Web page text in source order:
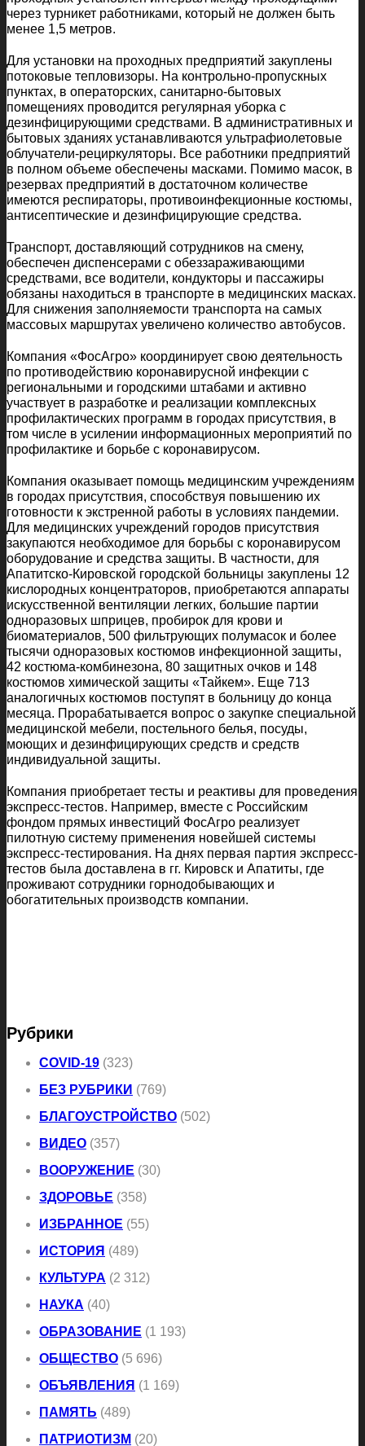
через турникет работниками, который не должен быть
менее 1,5 метров.
Для установки на проходных предприятий закуплены
потоковые тепловизоры. На контрольно-пропускных
пунктах, в операторских, санитарно-бытовых
помещениях проводится регулярная уборка с
дезинфицирующими средствами. В административных и
бытовых зданиях устанавливаются ультрафиолетовые
облучатели-рециркуляторы. Все работники предприятий
в полном объеме обеспечены масками. Помимо масок, в
резервах предприятий в достаточном количестве
имеются респираторы, противоинфекционные костюмы,
антисептические и дезинфицирующие средства.
Транспорт, доставляющий сотрудников на смену,
обеспечен диспенсерами с обеззараживающими
средствами, все водители, кондукторы и пассажиры
обязаны находиться в транспорте в медицинских масках.
Для снижения заполняемости транспорта на самых
массовых маршрутах увеличено количество автобусов.
Компания «ФосАгро» координирует свою деятельность
по противодействию коронавирусной инфекции с
региональными и городскими штабами и активно
участвует в разработке и реализации комплексных
профилактических программ в городах присутствия, в
том числе в усилении информационных мероприятий по
профилактике и борьбе с коронавирусом.
Компания оказывает помощь медицинским учреждениям
в городах присутствия, способствуя повышению их
готовности к экстренной работы в условиях пандемии.
Для медицинских учреждений городов присутствия
закупаются необходимое для борьбы с коронавирусом
оборудование и средства защиты. В частности, для
Апатитско-Кировской городской больницы закуплены 12
кислородных концентраторов, приобретаются аппараты
искусственной вентиляции легких, большие партии
одноразовых шприцев, пробирок для крови и
биоматериалов, 500 фильтрующих полумасок и более
тысячи одноразовых костюмов инфекционной защиты,
42 костюма-комбинезона, 80 защитных очков и 148
костюмов химической защиты «Тайкем». Еще 713
аналогичных костюмов поступят в больницу до конца
месяца. Прорабатывается вопрос о закупке специальной
медицинской мебели, постельного белья, посуды,
моющих и дезинфицирующих средств и средств
индивидуальной защиты.
Компания приобретает тесты и реактивы для проведения
экспресс-тестов. Например, вместе с Российским
фондом прямых инвестиций ФосАгро реализует
пилотную систему применения новейшей системы
экспресс-тестирования. На днях первая партия экспресс-
тестов была доставлена в гг. Кировск и Апатиты, где
проживают сотрудники горнодобывающих и
обогатительных производств компании.
Рубрики
COVID-19 (323)
БЕЗ РУБРИКИ (769)
БЛАГОУСТРОЙСТВО (502)
ВИДЕО (357)
ВООРУЖЕНИЕ (30)
ЗДОРОВЬЕ (358)
ИЗБРАННОЕ (55)
ИСТОРИЯ (489)
КУЛЬТУРА (2 312)
НАУКА (40)
ОБРАЗОВАНИЕ (1 193)
ОБЩЕСТВО (5 696)
ОБЪЯВЛЕНИЯ (1 169)
ПАМЯТЬ (489)
ПАТРИОТИЗМ (20)